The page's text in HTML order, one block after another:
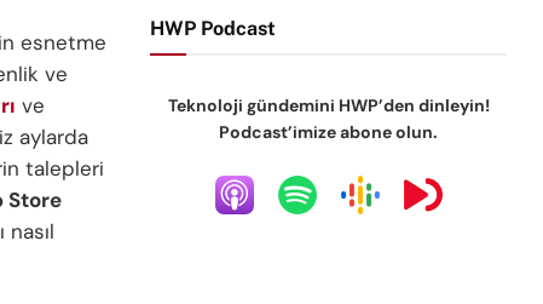
esnetme
ve
ve
aylarda
talepleri
Store
nasıl
HWP Podcast
Teknoloji gündemini HWP’den dinleyin!
Podcast’imize abone olun.